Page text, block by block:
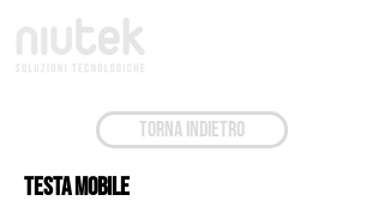
TORNA INDIETRO
Testa Mobile